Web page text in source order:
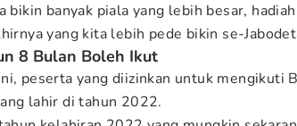
bikin banyak piala yang lebih besar,
yang kita lebih pede bikin se-
8 Bulan Boleh Ikut
peserta yang diizinkan untuk mengikuti
lahir di tahun 2022.